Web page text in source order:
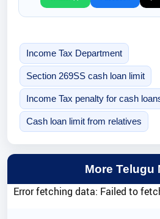
Income Tax Department
Section 269SS cash loan limit
Income Tax penalty for cash
Cash loan limit from relatives
More Telugu
Error fetching data: Failed to